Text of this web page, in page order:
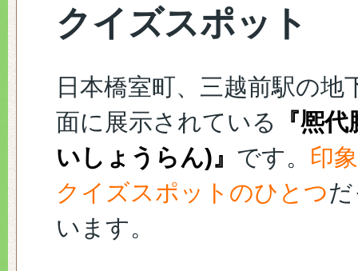
クイズスポット
日本橋室町、三越前駅の地
面に展示されている
『熈
いしょうらん)』 です。 印
クイズスポットのひとつ
います。